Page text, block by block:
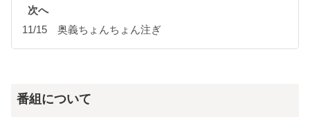
次へ
11/15 奥義ちょんちょん注ぎ
番組について